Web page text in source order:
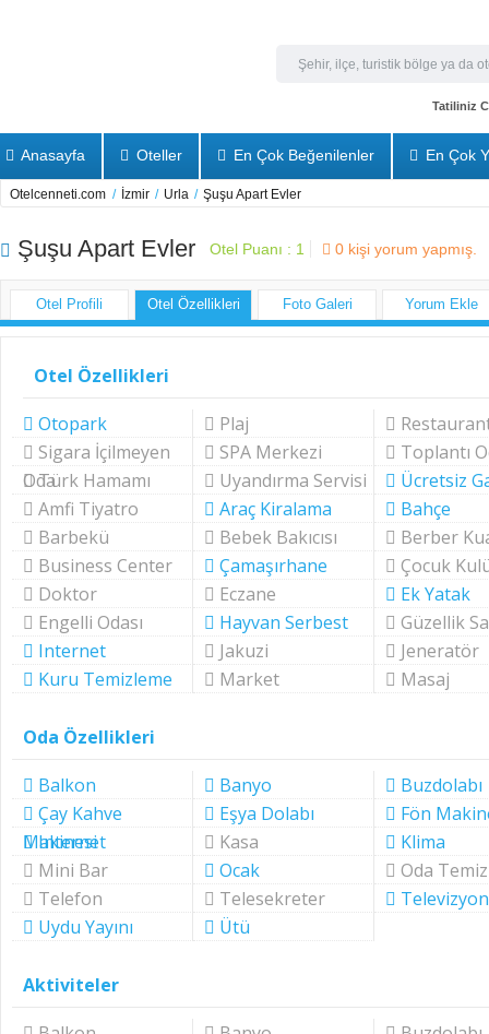
Tatiliniz
Anasayfa Oteller En Çok Beğenilenler En Çok
Otelcenneti.com / İzmir / Urla / Şuşu Apart Evler
Şuşu Apart Evler Otel Puanı : 1 0 kişi yorum yapmış.
Otel Profili Otel Özellikleri Foto Galeri Yorum Ekle
Otel Özellikleri
Otopark
Plaj
Sigara İçilmeyen
Oda
SPA Merkezi
Toplantı
Türk Hamamı
Uyandırma Servisi
Ücretsiz
Amfi Tiyatro
Araç Kiralama
Bahçe
Barbekü
Bebek Bakıcısı
Berber
Business Center
Çamaşırhane
Çocuk
Doktor
Eczane
Ek Yatak
Engelli Odası
Hayvan Serbest
Güzellik
Internet
Jakuzi
Jeneratör
Kuru Temizleme
Market Masaj
Oda Özellikleri
Balkon
Banyo
Buzdolabı
Çay Kahve
Makinesi
Eşya Dolabı
Fön
Internet
Kasa
Klima
Mini Bar
Ocak
Oda
Telefon
Telesekreter
Televizyon
Uydu Yayını
Ütü
Aktiviteler